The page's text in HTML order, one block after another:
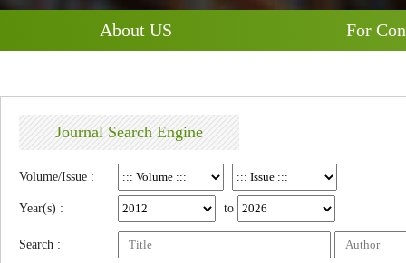
About US For
Journal Search Engine
Volume/Issue :
Year(s) : to
Search :